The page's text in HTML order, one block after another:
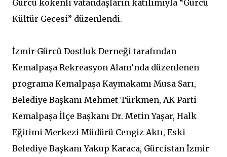
Gürcü kökenli vatandaşların katılımıyla “Gürcü
Kültür Gecesi” düzenlendi.
İzmir Gürcü Dostluk Derneği tarafından
Kemalpaşa Rekreasyon Alanı’nda düzenlenen
programa Kemalpaşa Kaymakamı Musa Sarı,
Belediye Başkanı Mehmet Türkmen, AK Parti
Kemalpaşa İlçe Başkanı Dr. Metin Yaşar, Halk
Eğitimi Merkezi Müdürü Cengiz Aktı, Eski
Belediye Başkanı Yakup Karaca, Gürcistan İzmir